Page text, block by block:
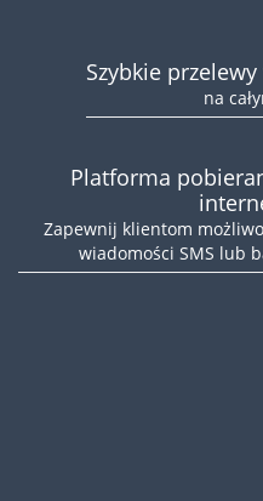
Szybkie
na
Platforma
Zapewnij klientom
wiadomości SMS lub